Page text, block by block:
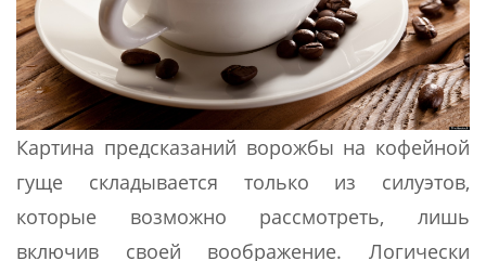
Картина предсказаний ворожбы на кофейной
гуще складывается только из силуэтов,
которые возможно рассмотреть, лишь
включив своей воображение. Логически